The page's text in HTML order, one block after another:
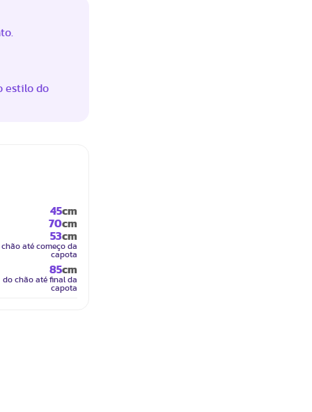
estilo do
45cm
70cm
53cm
até começo da
capota
85cm
do chão até final da
capota